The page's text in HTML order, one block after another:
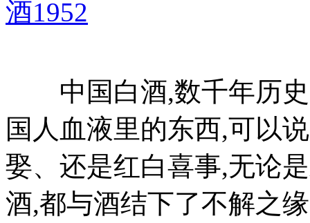
酒1952
中国白酒,数千年历史
国人血液里的东西,可以
娶、还是红白喜事,无论
酒,都与酒结下了不解之